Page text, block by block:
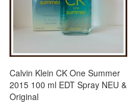
Calvin Klein CK One Summer
2015 100 ml EDT Spray NEU &
Original